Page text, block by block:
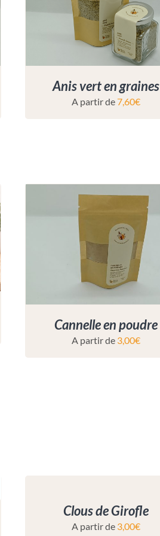
Anis vert en graines
A partir de7,60€
Cannelle en poudre
A partir de 3,00€
Clous de Girofle
A partir de 3,00€